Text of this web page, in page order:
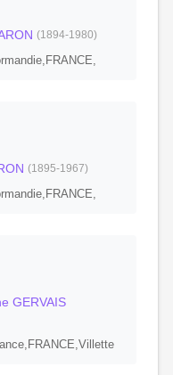
(1894-1980)
(1895-1967)
GERVAIS